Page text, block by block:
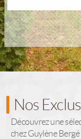
Nos
Découvrez une
chez Guylène